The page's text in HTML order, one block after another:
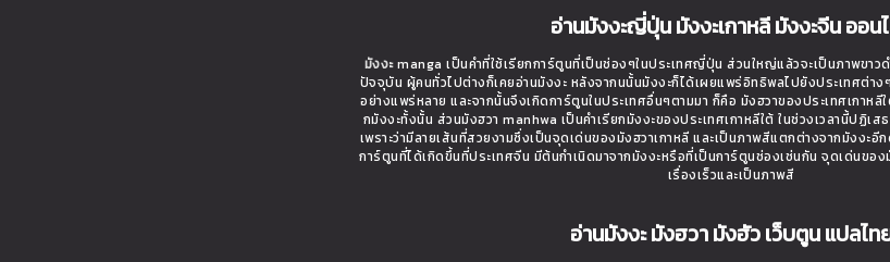
อ่านมังงะญี่ปุ่น มังงะเกาหลี มังงะจีน ออน
มังงะmanga เป็นคำที่ใช้เรียกการ์ตูนที่เป็นช่องๆในประเทศญี่ปุ่น ส่วนใหญ่แล้วจะเป็นภาพขาว
ปัจจุบัน ผู้คนทั่วไปต่างก็เคยอ่านมังงะ หลังจากนนั้นมังงะก็ได้เผยแพร่อิทธิพลไปยังประเทศต่าง
อย่างแพร่หลาย และจากนั้นจึงเกิดการ์ตูนในประเทศอื่นๆตามมา ก็คือ มังฮวาของประเทศเกาหลี
กมังงะทั้งนั้น ส่วนมังฮวา manhwa เป็นคำเรียกมังงะของประเทศเกาหลีใต้ ในช่วงเวลานี้ปฏิเส
เพราะว่ามีลายเส้นที่สวยงามซึ่งเป็นจุดเด่นของมังฮวาเกาหลี และเป็นภาพสีแตกต่างจากมังงะอี
การ์ตูนที่ได้เกิดขึ้นที่ประเทศจีน มีต้นกำเนิดมาจากมังงะหรือที่เป็นการ์ตูนช่องเช่นกัน จุดเด่นขอ
เรื่องเร็วและเป็นภาพสี
อ่านมังงะ มังฮวา มังฮัว เว็บตูน แปลไท